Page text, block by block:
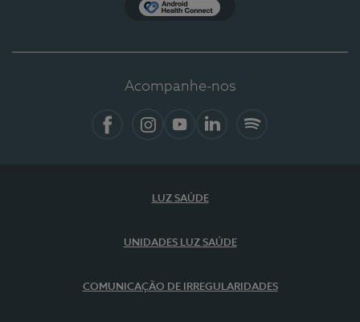
Acompanhe-nos
LUZ SAÚDE
UNIDADES LUZ SAÚDE
COMUNICAÇÃO DE IRREGULARIDADES